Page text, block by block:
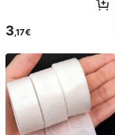
3,17€